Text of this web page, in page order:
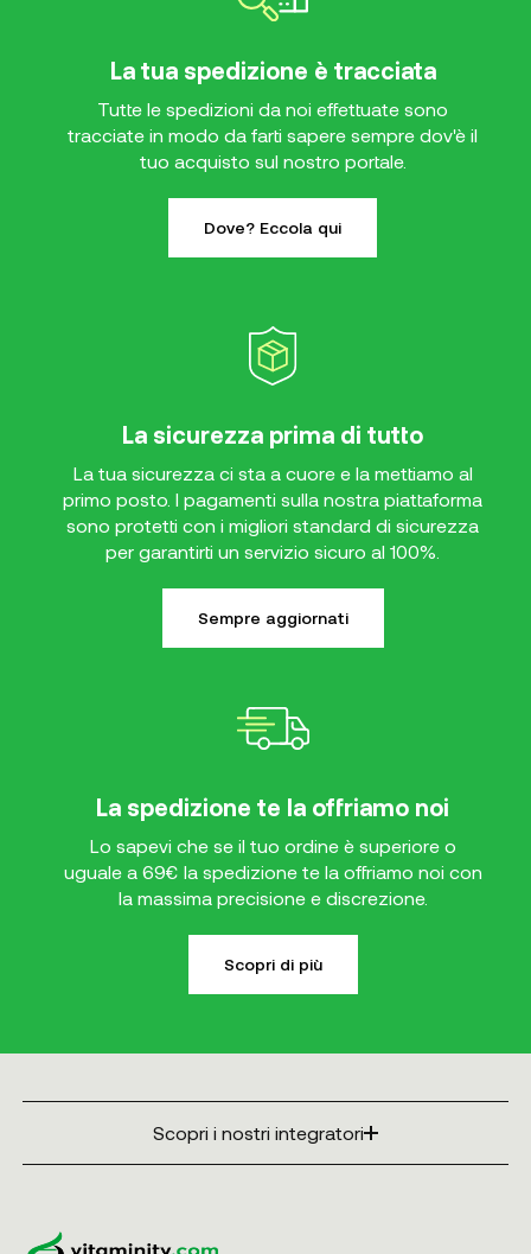
La tua spedizione è tracciata
Tutte le spedizioni da noi effettuate sono
tracciate in modo da farti sapere sempre dov'è il
tuo acquisto sul nostro portale.
Dove? Eccola qui
La sicurezza prima di tutto
La tua sicurezza ci sta a cuore e la mettiamo al
primo posto. I pagamenti sulla nostra piattaforma
sono protetti con i migliori standard di sicurezza
per garantirti un servizio sicuro al 100%.
Sempre aggiornati
La spedizione te la offriamo noi
Lo sapevi che se il tuo ordine è superiore o
uguale a 69€ la spedizione te la offriamo noi con
la massima precisione e discrezione.
Scopri di più
Scopri i nostri integratori